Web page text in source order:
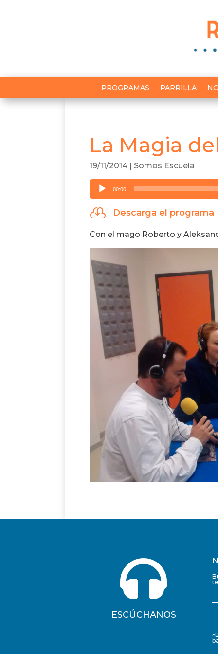
PROGRAMAS PARRILLA
La Magia
19/11/2014
Somos Escuela
Reproductor
de
audio
00:00
 Descarga el programa
Con el mago Roberto y

ESCÚCHANOS